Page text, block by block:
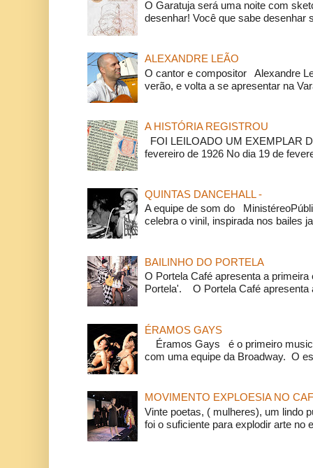
O Garatuja será uma noite com
desenhar! Você que sabe desenhar
ALEXANDRE LEÃO
O cantor e compositor Alexandre
verão, e volta a se apresentar na
A HISTÓRIA REGISTROU
FOI LEILOADO UM EXEMPLAR
fevereiro de 1926 No dia 19 de
QUINTAS DANCEHALL -
A equipe de som do
celebra o vinil, inspirada nos bailes
BAILINHO DO PORTELA
O Portela Café apresenta a
Portela'. O Portela Café apresenta
ÉRAMOS GAYS
Éramos Gays é o primeiro
com uma equipe da Broadway. O
MOVIMENTO EXPLOESIA NO
Vinte poetas, ( mulheres), um lindo
foi o suficiente para explodir arte no